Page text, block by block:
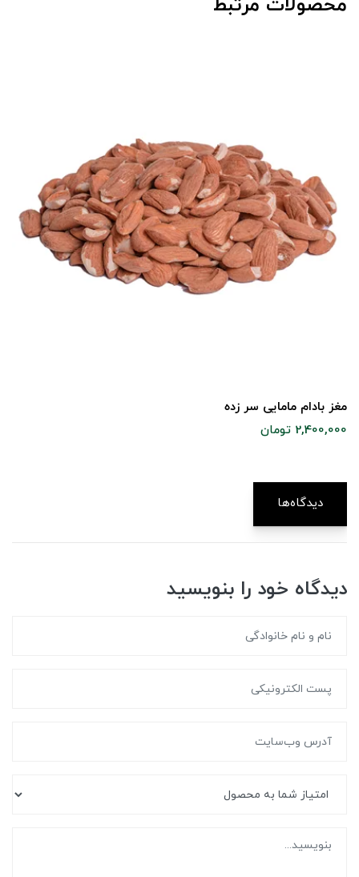
محصولات مرتبط
مغز بادام مامایی سر زده
2,400,000 تومان
دیدگاه‌ها
دیدگاه خود را بنویسید